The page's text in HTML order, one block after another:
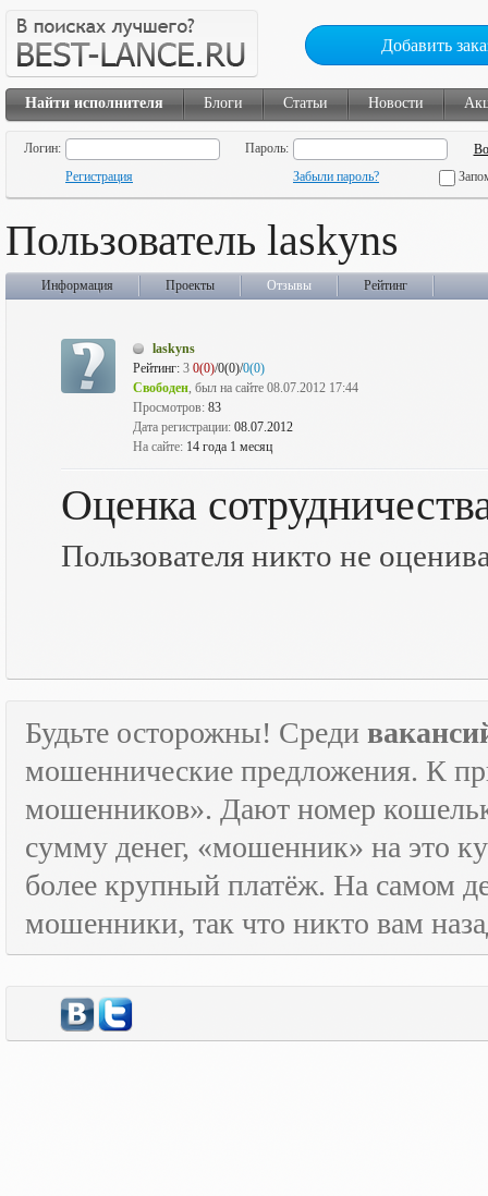
Добавить
Найти исполнителя Блоги Статьи Новости
Логин:
Пароль:
Регистрация
Забыли пароль?
Пользователь laskyns
Информация Проекты Отзывы Рейтинг
laskyns
Рейтинг: 3 0(0)/0(0)/0(0)
Свободен, был на сайте 08.07.2012 17:44
Просмотров: 83
Дата регистрации: 08.07.2012
На сайте: 14 года 1 месяц
Оценка
Пользователя никто не
Будьте осторожны! Среди
мошеннические предложения. К
мошенников». Дают номер
сумму денег, «мошенник» на это
более крупный платёж. На самом
мошенники, так что никто вам